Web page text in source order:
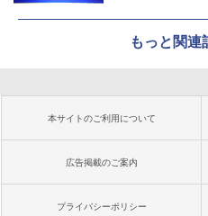
もっと関連
本サイトのご利用について
広告掲載のご案内
プライバシーポリシー